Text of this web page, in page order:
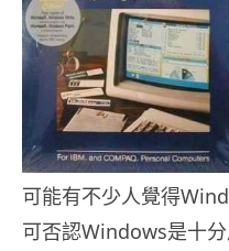
可能有不少人覺得
可否認Windows是十